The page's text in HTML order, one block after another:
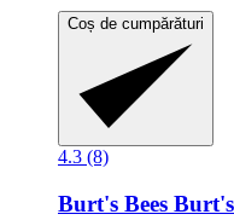
Coș de cumpărături
4.3 (8)
Burt's Bees